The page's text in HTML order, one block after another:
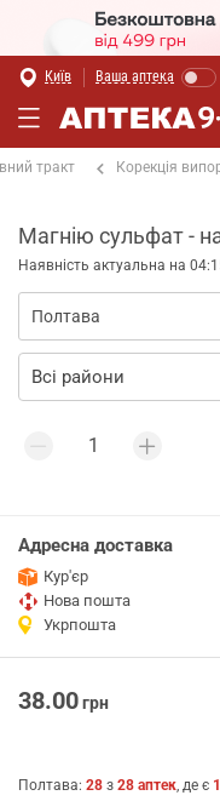
Київ Ваша аптека
тракт Корекція
Магнію сульфат -
Наявність актуальна на
Адресна доставка
Кур'єр
Нова пошта
Укрпошта
38.00грн
Полтава: 28 з 28 аптек, де є 1